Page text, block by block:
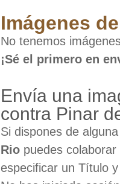
Imágenes
No tenemos
¡Sé el primero en
Envía una
contra Pinar
Si dispones de
Rio puedes
especificar un Título